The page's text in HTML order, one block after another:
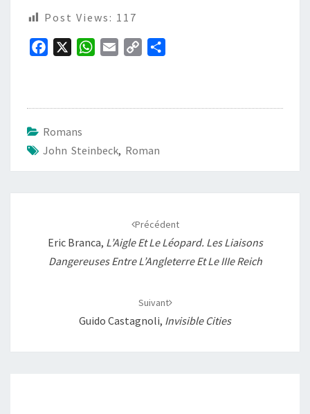
Post Views: 117
o
o
k
W
p
p
n
k
r
Romans
John Steinbeck, Roman
Précédent
Eric Branca, L’Aigle Et Le Léopard. Les Liaisons
Dangereuses Entre L’Angleterre Et Le IIIe Reich
Suivant
Guido Castagnoli, Invisible Cities